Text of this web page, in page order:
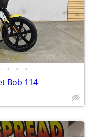
• • •
Bob 114